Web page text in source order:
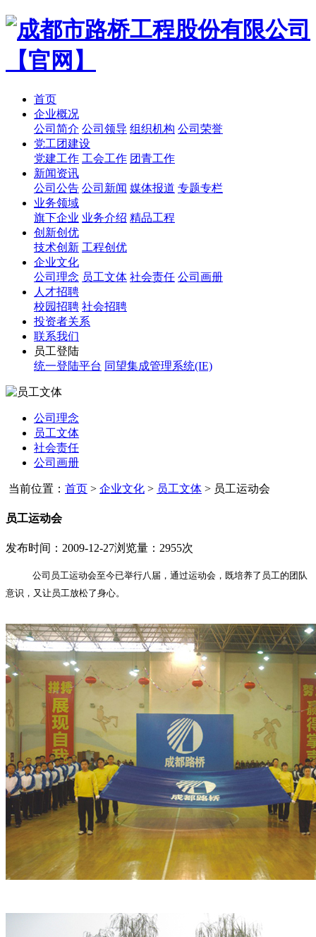
首页
企业概况
公司简介 公司领导 组织机构 公司荣誉
党工团建设
党建工作 工会工作 团青工作
新闻资讯
公司公告 公司新闻 媒体报道 专题专栏
业务领域
旗下企业 业务介绍 精品工程
创新创优
技术创新 工程创优
企业文化
公司理念 员工文体 社会责任 公司画册
人才招聘
校园招聘 社会招聘
投资者关系
联系我们
员工登陆
统一登陆平台 同望集成管理系统(IE)
公司理念
员工文体
社会责任
公司画册
当前位置： 首页 > 企业文化 > 员工文体 > 员工运动会
员工运动会
发布时间：2009-12-27浏览量：2955次
公司员工运动会至今已举行八届 ，通过运动会，既培养了员工的团队
意识，又让员工放松了身心。